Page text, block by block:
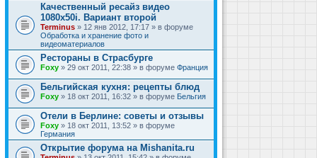
Качественный ресайз видео
1080x50i. Вариант второй
Terminus » 12 янв 2012, 17:17 » в форуме
Обработка и хранение фото и
видеоматериалов
Рестораны в Страсбурге
Foxy » 29 окт 2011, 22:38 » в форуме Франция
Бельгийская кухня: рецепты блюд
Foxy » 18 окт 2011, 16:32 » в форуме Бельгия
Отели в Берлине: советы и отзывы
Foxy » 18 окт 2011, 13:52 » в форуме
Германия
Открытие форума на Mishanita.ru